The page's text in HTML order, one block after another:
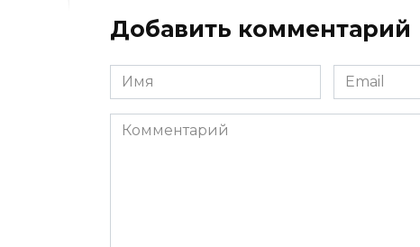
Добавить комментарий
Имя
*
Email
*
Комментарий